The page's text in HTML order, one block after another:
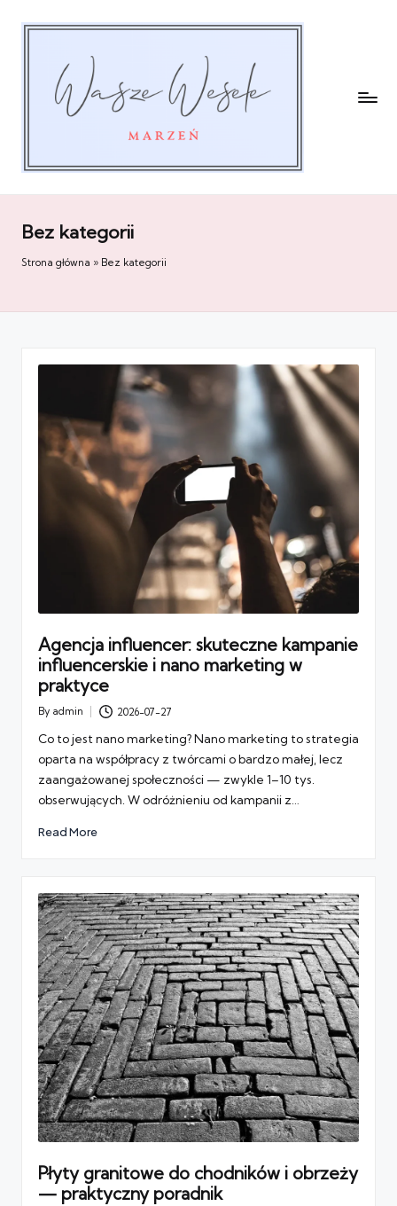
Bez kategorii
Strona główna » Bez kategorii
Agencja influencer: skuteczne kampanie
influencerskie i nano marketing w
praktyce
Posted
By admin 2026-07-27
Co to jest nano marketing? Nano marketing to strategia
oparta na współpracy z twórcami o bardzo małej, lecz
zaangażowanej społeczności — zwykle 1–10 tys.
obserwujących. W odróżnieniu od kampanii z…
Read More
Płyty granitowe do chodników i obrzeży
— praktyczny poradnik